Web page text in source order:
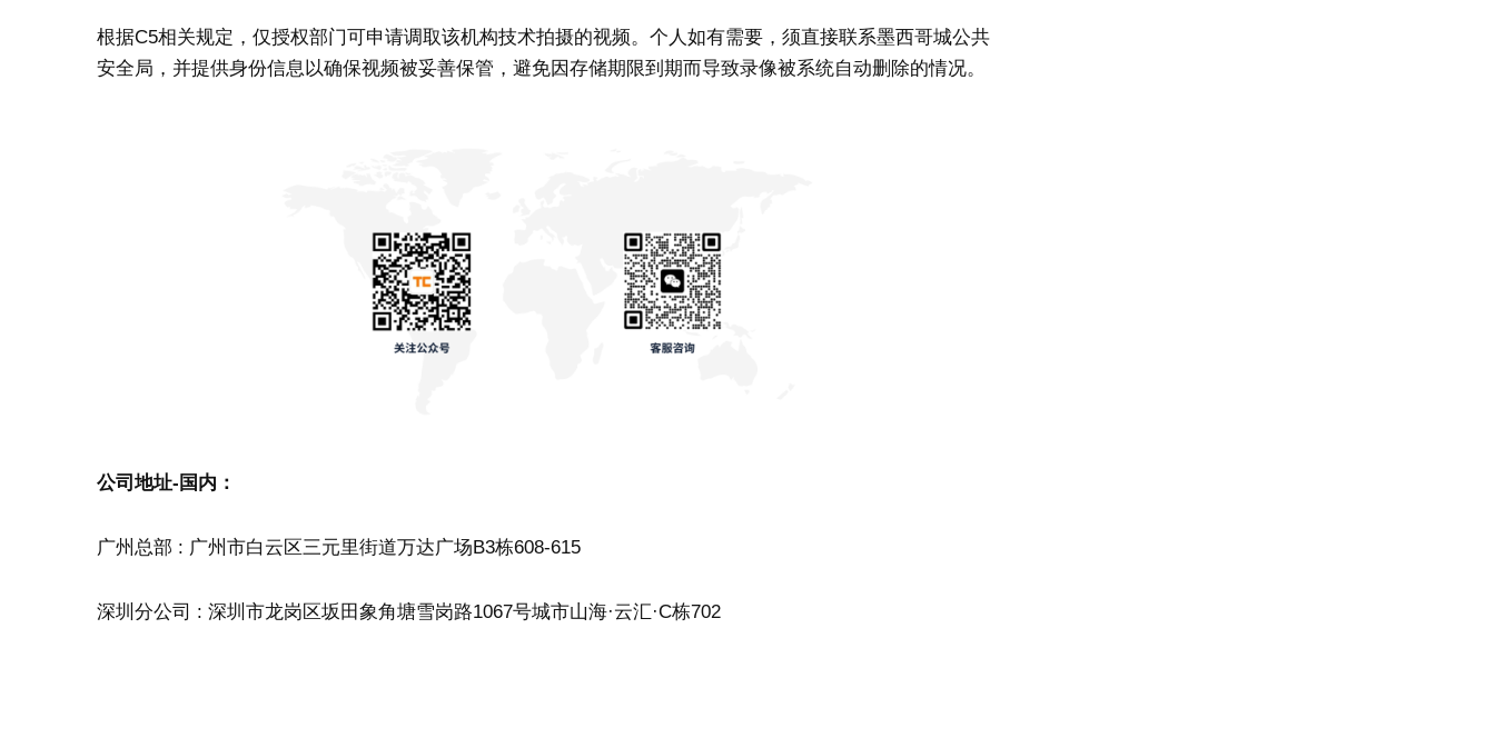
根据C5相关规定，仅授权部门可申请调取该机构技术拍摄的视频。个人如有需要，须直接联系墨西哥城公共
安全局，并提供身份信息以确保视频被妥善保管，避免因存储期限到期而导致录像被系统自动删除的情况。
公司地址-国内：
广州总部 : 广州市白云区三元里街道万达广场B3栋608-615
深圳分公司 : 深圳市龙岗区坂田象角塘雪岗路1067号城市山海·云汇·C栋702